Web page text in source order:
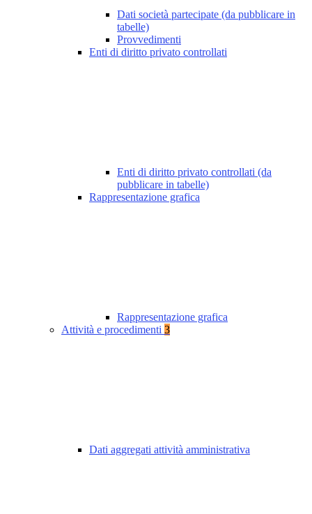
Dati società partecipate (da pubblicare in
tabelle)
Provvedimenti
Enti di diritto privato controllati
Enti di diritto privato controllati (da
pubblicare in tabelle)
Rappresentazione grafica
Rappresentazione grafica
Attività e procedimenti 3
Dati aggregati attività amministrativa